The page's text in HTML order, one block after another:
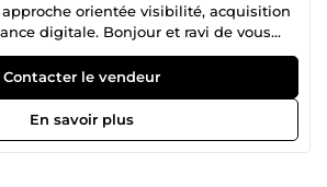
approche orientée visibilité, acquisition
et ravi de vous
cherchez à améliorer votre visibilité,
clients et développer votre activité
êtes au bon endroit. Mon nom est
je suis spécialisé dans la visibilité et la
entreprises. Aujourd'hui, disposer
Contacter le vendeur
En savoir plus